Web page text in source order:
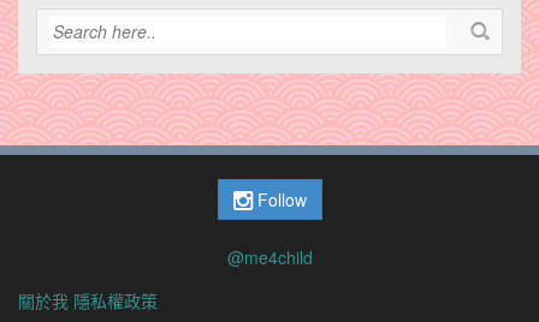
Follow
@me4child
關於我 隱私權政策